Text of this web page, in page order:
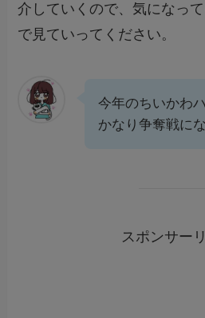
介していくので、気になっ
で見ていってください。
今年のちいかわ
かなり争奪戦に
スポンサー